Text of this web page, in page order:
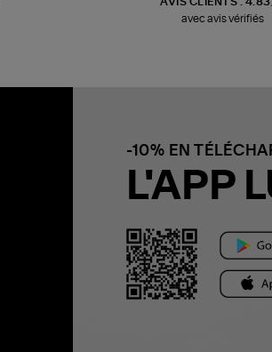
avec avis vérifiés
-10% EN
L'APP